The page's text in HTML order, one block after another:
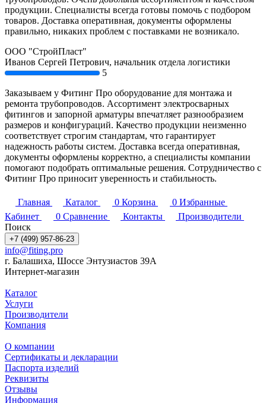
продукции. Специалисты всегда готовы помочь с подбором
товаров. Доставка оперативная, документы оформлены
правильно, никаких проблем с поставками не возникало.
ООО "СтройПласт"
Иванов Сергей Петрович, начальник отдела логистики
5
Заказываем у Фитинг Про оборудование для монтажа и
ремонта трубопроводов. Ассортимент электросварных
фитингов и запорной арматуры впечатляет разнообразием
размеров и конфигураций. Качество продукции неизменно
соответствует строгим стандартам, что гарантирует
надежность работы систем. Доставка всегда оперативная,
документы оформлены корректно, а специалисты компании
помогают подобрать оптимальные решения. Сотрудничество с
Фитинг Про приносит уверенность и стабильность.
Главная Каталог 0 Корзина 0 Избранные
Кабинет
0 Сравнение Контакты
Производители
Поиск
+7 (499) 957-86-23
info@fiting.pro
г. Балашиха, Шоссе Энтузиастов 39А
Интернет-магазин
Каталог
Услуги
Производители
Компания
О компании
Сертификаты и декларации
Паспорта изделий
Реквизиты
Отзывы
Информация